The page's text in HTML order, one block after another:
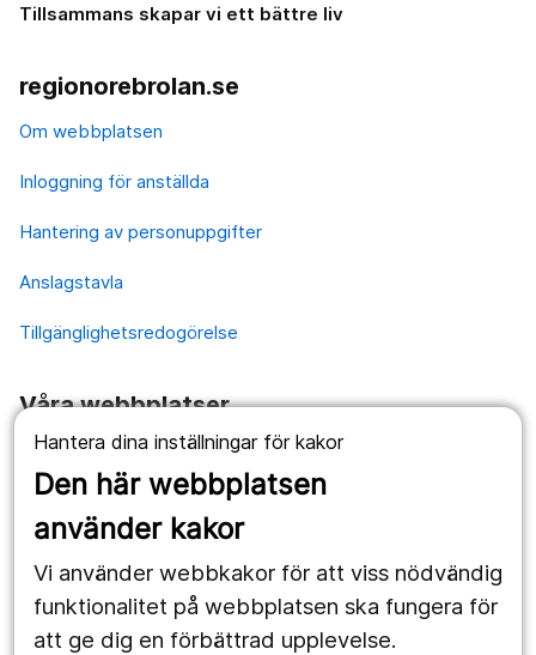
Hantera dina inställningar för kakor
Den här webbplatsen
använder kakor
Vi använder webbkakor för att viss nödvändig
funktionalitet på webbplatsen ska fungera för
att ge dig en förbättrad upplevelse.
Tillsammans skapar vi ett bättre liv
regionorebrolan.se
Om webbplatsen
Inloggning för anställda
Hantering av personuppgifter
Anslagstavla
Tillgänglighetsredogörelse
Våra webbplatser
1177.se
Länstrafiken
Utveckling